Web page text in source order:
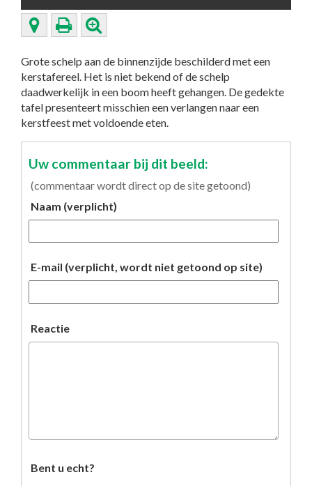
Grote schelp aan de binnenzijde beschilderd met een
kerstafereel. Het is niet bekend of de schelp
daadwerkelijk in een boom heeft gehangen. De gedekte
tafel presenteert misschien een verlangen naar een
kerstfeest met voldoende eten.
Uw commentaar bij dit beeld:
(commentaar wordt direct op de site getoond)
Naam (verplicht)
E-mail (verplicht, wordt niet getoond op site)
Reactie
Bent u echt?